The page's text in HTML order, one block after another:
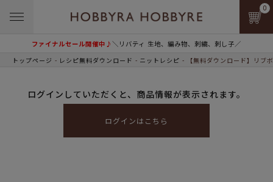
ファイナルセール開催中♪＼リバティ 生地、編み物、刺繍、刺し子／
0
トップページ レシピ無料ダウンロード ニットレシピ 【無料ダウンロード】リブ
ログインしていただくと、商品情報が表示されます。
ログインはこちら